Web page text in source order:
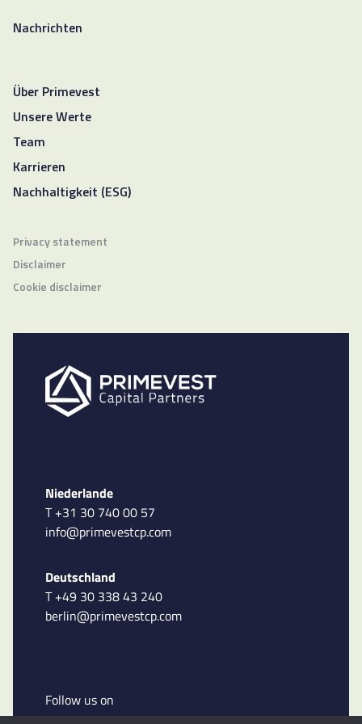
Nachrichten
Über Primevest
Unsere Werte
Team
Karrieren
Nachhaltigkeit (ESG)
Privacy statement
Disclaimer
Cookie disclaimer
Niederlande
T +31 30 740 00 57
info@primevestcp.com
Deutschland
T +49 30 338 43 240
berlin@primevestcp.com
Follow us on